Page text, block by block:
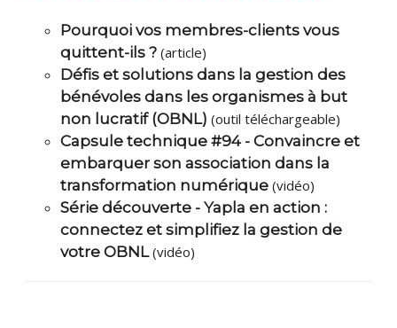
Pourquoi vos membres-clients vous
quittent-ils ?(article)
Défis et solutions dans la gestion des
bénévoles dans les organismes à but
non lucratif (OBNL) (outil téléchargeable)
Capsule technique #94 - Convaincre et
embarquer son association dans la
transformation numérique (vidéo)
Série découverte - Yapla en action :
connectez et simplifiez la gestion de
votre OBNL(vidéo)